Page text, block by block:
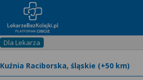
Dla Lekarza